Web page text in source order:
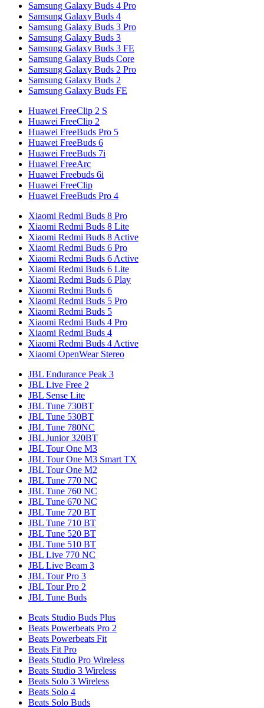
Samsung Galaxy Buds 4 Pro
Samsung Galaxy Buds 4
Samsung Galaxy Buds 3 Pro
Samsung Galaxy Buds 3
Samsung Galaxy Buds 3 FE
Samsung Galaxy Buds Core
Samsung Galaxy Buds 2 Pro
Samsung Galaxy Buds 2
Samsung Galaxy Buds FE
Huawei FreeClip 2 S
Huawei FreeClip 2
Huawei FreeBuds Pro 5
Huawei FreeBuds 6
Huawei FreeBuds 7i
Huawei FreeArc
Huawei Freebuds 6i
Huawei FreeClip
Huawei FreeBuds Pro 4
Xiaomi Redmi Buds 8 Pro
Xiaomi Redmi Buds 8 Lite
Xiaomi Redmi Buds 8 Active
Xiaomi Redmi Buds 6 Pro
Xiaomi Redmi Buds 6 Active
Xiaomi Redmi Buds 6 Lite
Xiaomi Redmi Buds 6 Play
Xiaomi Redmi Buds 6
Xiaomi Redmi Buds 5 Pro
Xiaomi Redmi Buds 5
Xiaomi Redmi Buds 4 Pro
Xiaomi Redmi Buds 4
Xiaomi Redmi Buds 4 Active
Xiaomi OpenWear Stereo
JBL Endurance Peak 3
JBL Live Free 2
JBL Sense Lite
JBL Tune 730BT
JBL Tune 530BT
JBL Tune 780NC
JBL Junior 320BT
JBL Tour One M3
JBL Tour One M3 Smart TX
JBL Tour One M2
JBL Tune 770 NC
JBL Tune 760 NC
JBL Tune 670 NC
JBL Tune 720 BT
JBL Tune 710 BT
JBL Tune 520 BT
JBL Tune 510 BT
JBL Live 770 NC
JBL Live Beam 3
JBL Tour Pro 3
JBL Tour Pro 2
JBL Tune Buds
Beats Studio Buds Plus
Beats Powerbeats Pro 2
Beats Powerbeats Fit
Beats Fit Pro
Beats Studio Pro Wireless
Beats Studio 3 Wireless
Beats Solo 3 Wireless
Beats Solo 4
Beats Solo Buds